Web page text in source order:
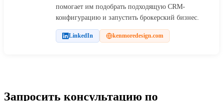
помогает им подобрать подходящую CRM-
конфигурацию и запустить брокерский бизнес.
LinkedIn kenmoredesign.com
Запросить консультацию по